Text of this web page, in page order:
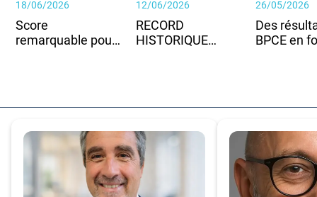
18/06/2026
Score
remarquable pour
12/06/2026
RECORD
HISTORIQUE
26/05/2026
Des
BPCE en